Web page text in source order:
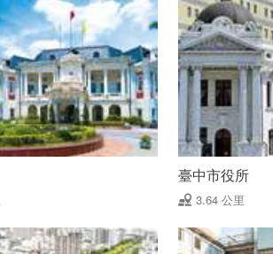
臺中市役所
3.64 公里